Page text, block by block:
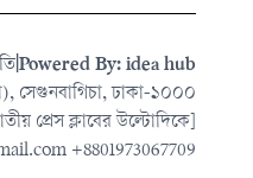
Powered By: idea hub
সেগুনবাগিচা, ঢাকা-১০০০
প্রেস ক্লাবের উল্টোদিকে]
+8801973067709